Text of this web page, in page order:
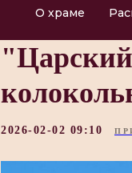
О храме
"Царский
2026-02-02 09:10